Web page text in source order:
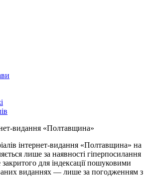
видання «Полтавщина»
інтернет-видання «Полтавщина» на
лише за наявності гіперпосилання
закритого для індексації пошуковими
виданнях — лише за погодженням з